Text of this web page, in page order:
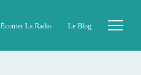
Écouter La Radio Le Blog